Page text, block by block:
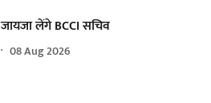
जायजा लेंगे BCCI सचिव
08 Aug 2026